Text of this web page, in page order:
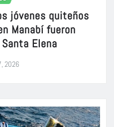
jóvenes quiteños
Manabí fueron
Elena
2026